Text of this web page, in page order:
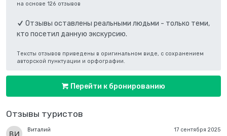
Отзывы туристов
17 сентября 2025
Виталий
на основе 126 отзывов
Отзывы оставлены реальными людьми - только теми,
кто посетил данную экскурсию.
Тексты отзывов приведены в оригинальном виде, с сохранением
авторской пунктуации и орфографии.
Перейти к бронированию